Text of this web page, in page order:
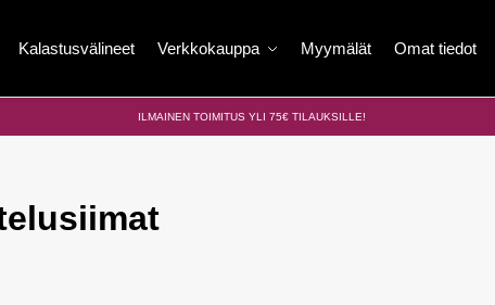
Kalastusvälineet Verkkokauppa Myymälät Omat tiedot
ILMAINEN TOIMITUS YLI 75€ TILAUKSILLE!